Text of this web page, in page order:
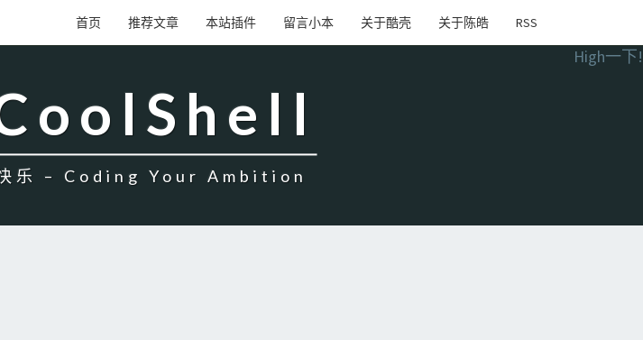
首页 推荐文章 本站插件 留言小本 关于酷壳 关于陈皓 RSS
High一下!
快乐 – Coding Your Ambition